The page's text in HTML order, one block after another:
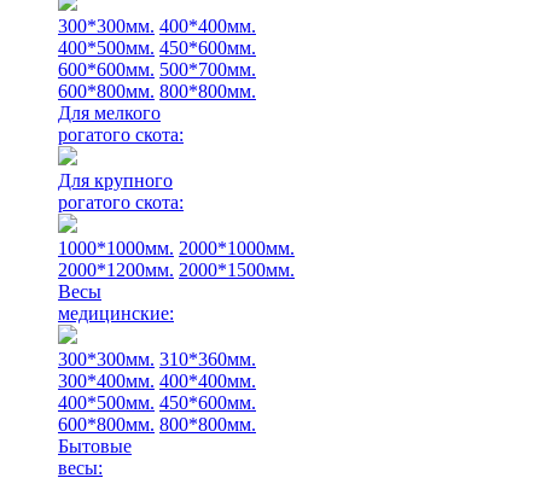
300*300мм. 400*400мм.
400*500мм. 450*600мм.
600*600мм. 500*700мм.
600*800мм. 800*800мм.
Для мелкого
рогатого скота:
Для крупного
рогатого скота:
1000*1000мм. 2000*1000мм.
2000*1200мм. 2000*1500мм.
Весы
медицинские:
300*300мм. 310*360мм.
300*400мм. 400*400мм.
400*500мм. 450*600мм.
600*800мм. 800*800мм.
Бытовые
весы: